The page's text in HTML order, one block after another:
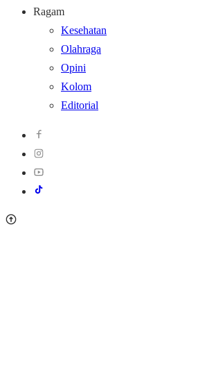
Ragam
Kesehatan
Olahraga
Opini
Kolom
Editorial